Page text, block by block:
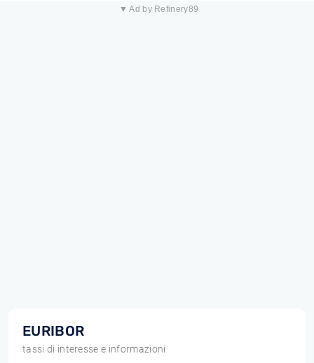
▼ Ad by Refinery89
EURIBOR
tassi di interesse e informazioni